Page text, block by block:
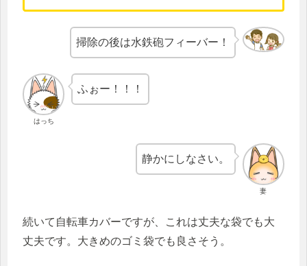
掃除の後は水鉄砲フィーバー！
はっち
ふぉー！！！
妻
静かにしなさい。
続いて自転車カバーですが、これは丈夫な袋でも大
丈夫です。大きめのゴミ袋でも良さそう。